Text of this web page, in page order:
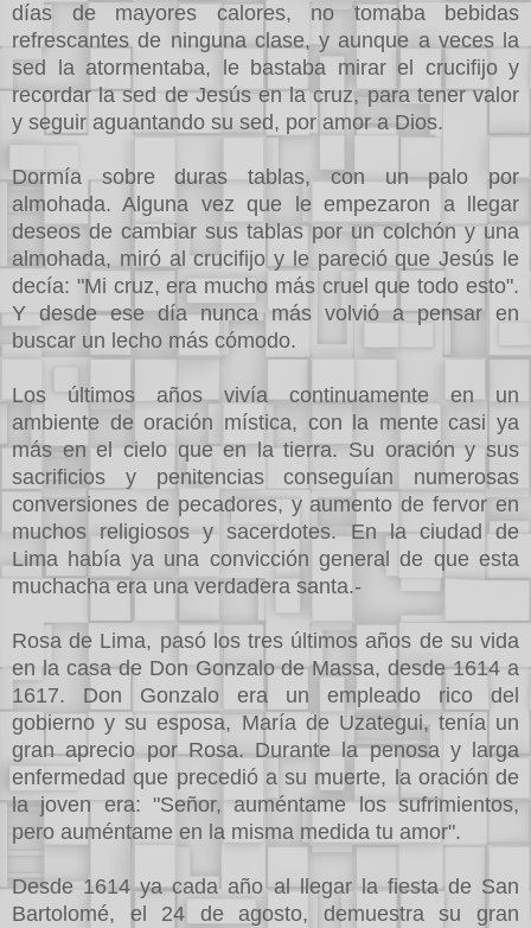
días de mayores calores, no tomaba bebidas
refrescantes de ninguna clase, y aunque a veces la
sed la atormentaba, le bastaba mirar el crucifijo y
recordar la sed de Jesús en la cruz, para tener valor
y seguir aguantando su sed, por amor a Dios.
Dormía sobre duras tablas, con un palo por
almohada. Alguna vez que le empezaron a llegar
deseos de cambiar sus tablas por un colchón y una
almohada, miró al crucifijo y le pareció que Jesús le
decía: "Mi cruz, era mucho más cruel que todo esto".
Y desde ese día nunca más volvió a pensar en
buscar un lecho más cómodo.
Los últimos años vivía continuamente en un
ambiente de oración mística, con la mente casi ya
más en el cielo que en la tierra. Su oración y sus
sacrificios y penitencias conseguían numerosas
conversiones de pecadores, y aumento de fervor en
muchos religiosos y sacerdotes. En la ciudad de
Lima había ya una convicción general de que esta
muchacha era una verdadera santa.-
Rosa de Lima, pasó los tres últimos años de su vida
en la casa de Don Gonzalo de Massa, desde 1614 a
1617. Don Gonzalo era un empleado rico del
gobierno y su esposa, María de Uzategui, tenía un
gran aprecio por Rosa. Durante la penosa y larga
enfermedad que precedió a su muerte, la oración de
la joven era: "Señor, auméntame los sufrimientos,
pero auméntame en la misma medida tu amor".
Desde 1614 ya cada año al llegar la fiesta de San
Bartolomé, el 24 de agosto, demuestra su gran